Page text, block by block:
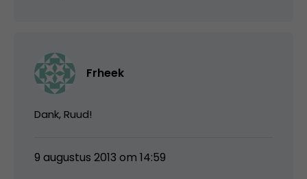
Frheek
Dank, Ruud!
9 augustus 2013 om 14:59